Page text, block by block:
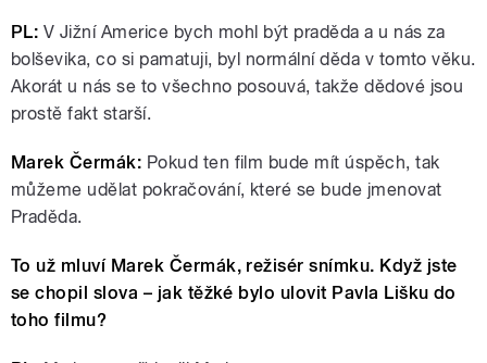
PL: V Jižní Americe bych mohl být praděda a u nás za
bolševika, co si pamatuji, byl normální děda v tomto věku.
Akorát u nás se to všechno posouvá, takže dědové jsou
prostě fakt starší.
Marek Čermák: Pokud ten film bude mít úspěch, tak
můžeme udělat pokračování, které se bude jmenovat
Praděda.
To už mluví Marek Čermák, režisér snímku. Když jste
se chopil slova – jak těžké bylo ulovit Pavla Lišku do
toho filmu?